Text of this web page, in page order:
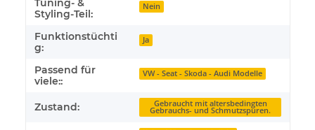
Tuning- &
Styling-Teil:
Nein
Funktionstüchti
g:
Ja
Passend für
viele::
VW - Seat - Skoda - Audi Modelle
Zustand: Gebraucht mit altersbedingten
Gebrauchs- und Schmutzspuren.